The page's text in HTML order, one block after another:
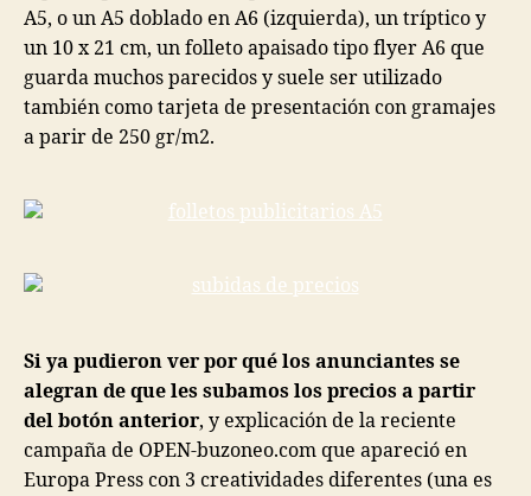
A5, o un A5 doblado en A6 (izquierda), un tríptico y
un 10 x 21 cm, un folleto apaisado tipo flyer A6 que
guarda muchos parecidos y suele ser utilizado
también como tarjeta de presentación con gramajes
a parir de 250 gr/m2.
Si ya pudieron ver por qué los anunciantes se
alegran de que les subamos los precios a partir
del botón anterior, y explicación de la reciente
campaña de OPEN-buzoneo.com que apareció en
Europa Press con 3 creatividades diferentes (una es